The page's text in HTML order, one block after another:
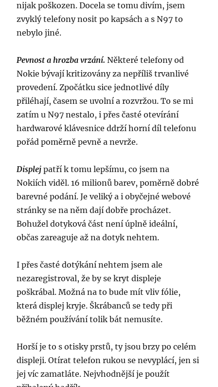
nijak poškozen. Docela se tomu divím, jsem
zvyklý telefony nosit po kapsách a s N97 to
nebylo jiné.
Pevnost a hrozba vrzání. Některé telefony od
Nokie bývají kritizovány za nepříliš trvanlivé
provedení. Zpočátku sice jednotlivé díly
přiléhají, časem se uvolní a rozvržou. To se mi
zatím u N97 nestalo, i přes časté otevírání
hardwarové klávesnice ddrží horní díl telefonu
pořád poměrně pevně a nevrže.
Displej patří k tomu lepšímu, co jsem na
Nokiích viděl. 16 milionů barev, poměrně dobré
barevné podání. Je veliký a i obyčejné webové
stránky se na něm dají dobře procházet.
Bohužel dotyková část není úplně ideální,
občas zareaguje až na dotyk nehtem.
I přes časté dotýkání nehtem jsem ale
nezaregistroval, že by se kryt displeje
poškrábal. Možná na to bude mít vliv fólie,
která displej kryje. Škrábanců se tedy při
běžném používání tolik bát nemusíte.
Horší je to s otisky prstů, ty jsou brzy po celém
displeji. Otírat telefon rukou se nevyplácí, jen si
jej víc zamatláte. Nejvhodnější je použít